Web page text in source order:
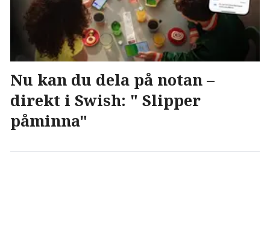
Nu kan du dela på notan –
direkt i Swish: " Slipper
påminna"